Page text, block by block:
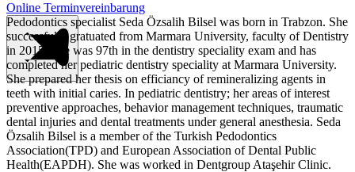
Online Terminvereinbarung
Pedodontics specialist Seda Özsalih Bilsel was born in Trabzon. She
successfully gratuated from Marmara University, faculty of Dentistry
in 2015. She was 97th in the dentistry speciality exam and has
completed her pediatric dentistry speciality at Marmara University.
She prepared her thesis on efficiancy of remineralizing agents in
teeth with initial caries. In pediatric dentistry; her areas of interest
preventive approaches, behavior management techniques, traumatic
dental injuries and dental treatments under general anesthesia. Seda
Özsalih Bilsel is a member of the Turkish Pedodontics
Association(TPD) and European Association of Dental Public
Health(EAPDH). She was worked in Dentgroup Ataşehir Clinic.